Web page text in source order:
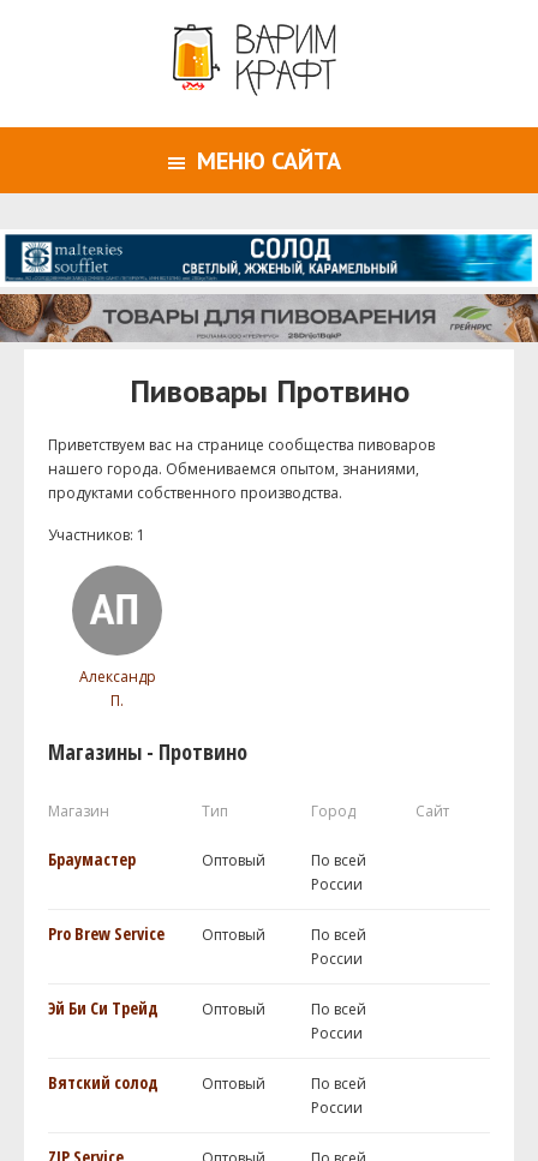
МЕНЮ САЙТА
Пивовары Протвино
Приветствуем ваc на странице сообщества пивоваров
нашего города. Обмениваемся опытом, знаниями,
продуктами собственного производства.
Участников: 1
Александр
П.
Магазины - Протвино
Магазин Тип Город Сайт
Браумастер Оптовый
По всей
России
Pro Brew Service Оптовый
По всей
России
Эй Би Си Трейд Оптовый
По всей
России
Вятский солод Оптовый
По всей
России